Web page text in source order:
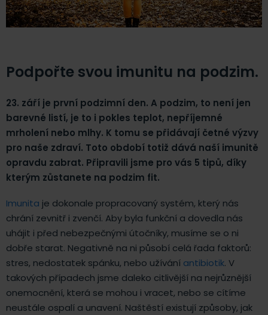
Podpořte svou imunitu na podzim.
23. září je první podzimní den. A podzim, to není jen
barevné listí, je to i pokles teplot, nepříjemné
mrholení nebo mlhy. K tomu se přidávají četné výzvy
pro naše zdraví. Toto období totiž dává naší imunitě
opravdu zabrat. Připravili jsme pro vás 5 tipů, díky
kterým zůstanete na podzim fit.
Imunita je dokonale propracovaný systém, který nás
chrání zevnitř i zvenčí. Aby byla funkční a dovedla nás
uhájit i před nebezpečnými útočníky, musíme se o ni
dobře starat. Negativně na ni působí celá řada faktorů:
stres, nedostatek spánku, nebo užívání antibiotik. V
takových případech jsme daleko citlivější na nejrůznější
onemocnění, která se mohou i vracet, nebo se cítíme
neustále ospalí a unavení. Naštěstí existují způsoby, jak